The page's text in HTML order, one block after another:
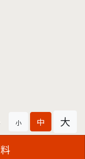
小 中 大